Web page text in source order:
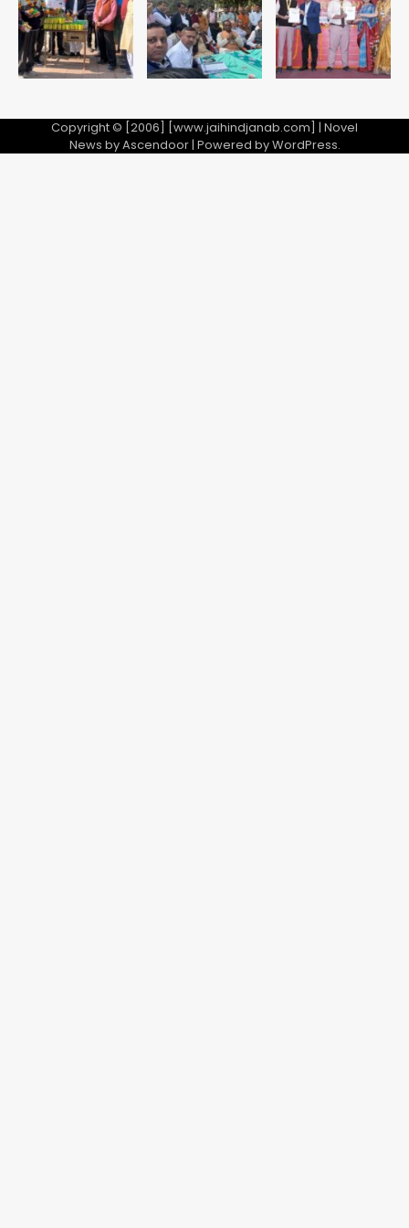
5 jai hind janab
Copyright © [2006] [www.jaihindjanab.com] | Novel
News byAscendoor| Powered byWordPress.